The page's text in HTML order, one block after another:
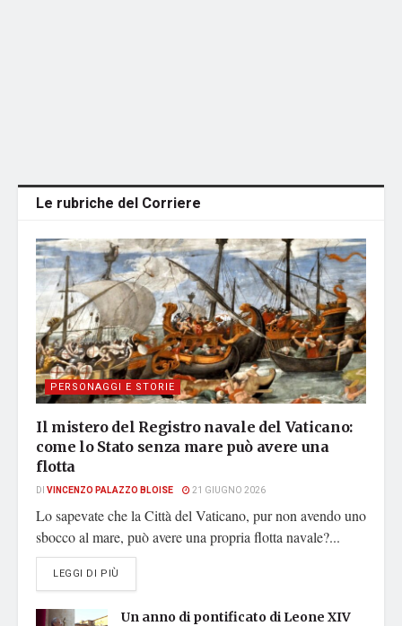
Le rubriche del Corriere
PERSONAGGI E STORIE
Il mistero del Registro navale del Vaticano:
come lo Stato senza mare può avere una
flotta
DI VINCENZO PALAZZO BLOISE 21 GIUGNO 2026
Lo sapevate che la Città del Vaticano, pur non avendo uno
sbocco al mare, può avere una propria flotta navale?...
LEGGI DI PIÙ
Un anno di pontificato di Leone XIV